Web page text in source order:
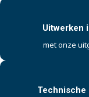
Uitwerken
met onze
Technische